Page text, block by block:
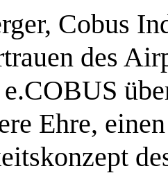
Cobus
des
Ehre,